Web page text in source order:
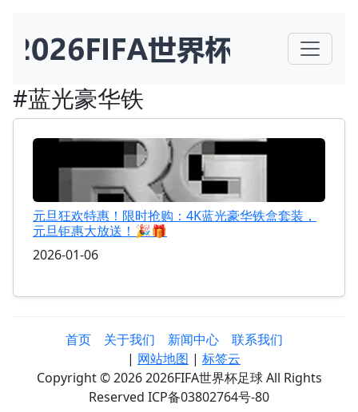
#蓝光豪华铁
元旦狂欢特惠！限时抢购：4K蓝光豪华铁盒套装，
元旦钜惠大放送！🎉🎁
2026-01-06
首页 关于我们 新闻中心
联系我们
| 网站地图 | 标签云
Copyright © 2026 2026FIFA世界杯足球 All Rights
Reserved ICP备03802764号-80